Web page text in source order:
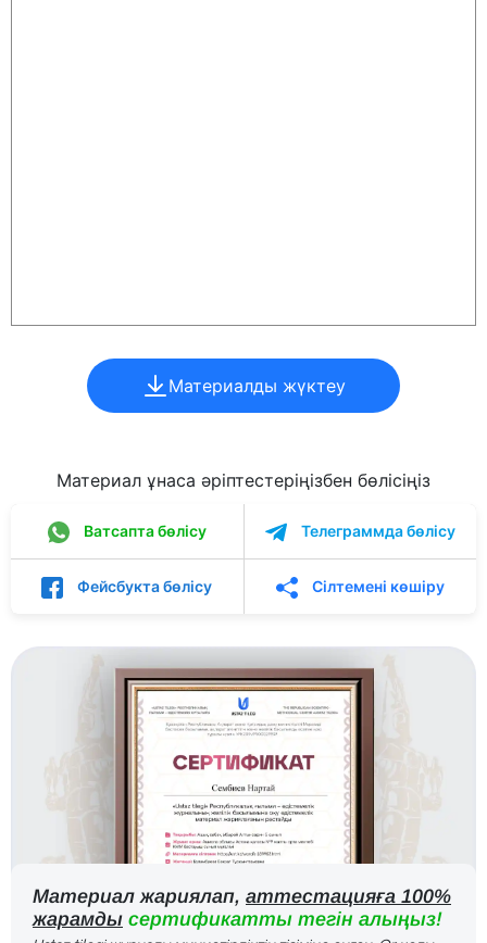
Материалды жүктеу
Материал ұнаса әріптестеріңізбен бөлісіңіз
Ватсапта бөлісу Телеграммда бөлісу
Фейсбукта бөлісу Сілтемені көшіру
Материал жариялап, аттестацияға 100%
жарамды сертификатты тегін алыңыз!